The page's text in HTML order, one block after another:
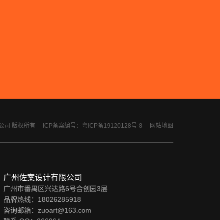
司 版权所有 ICP备案编号：粤ICP备19120128号-8 网站地图
广州佐案设计有限公司
广州市番禺区兴达路6号合创园3层
品牌热线：18026285918
咨询邮箱：zuoart@163.com